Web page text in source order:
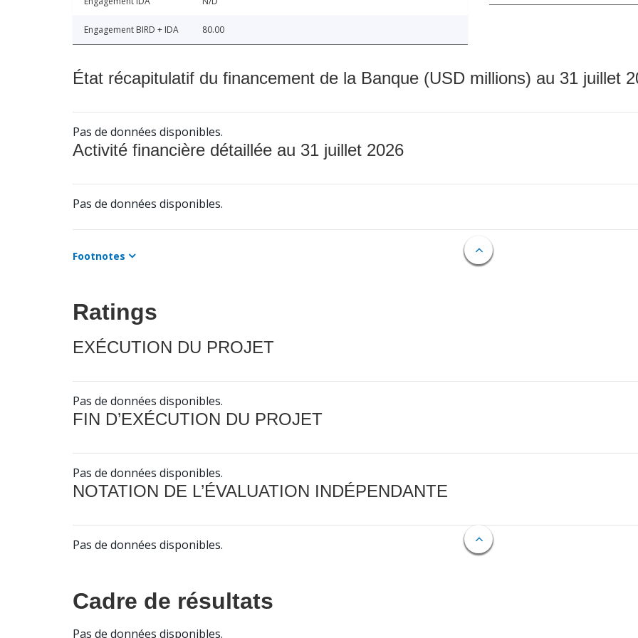
Engagement BIRD + IDA 80.00
État récapitulatif du financement de la Banque (USD millions) au 31 juillet
Pas de données disponibles.
Activité financière détaillée au 31 juillet 2026
Pas de données disponibles.
Footnotes
Ratings
EXÉCUTION DU PROJET
Pas de données disponibles.
FIN D’EXÉCUTION DU PROJET
Pas de données disponibles.
NOTATION DE L’ÉVALUATION INDÉPENDANTE
Pas de données disponibles.
Cadre de résultats
Pas de données disponibles.